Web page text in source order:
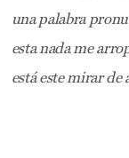
una palabra
esta nada me
está este mirar